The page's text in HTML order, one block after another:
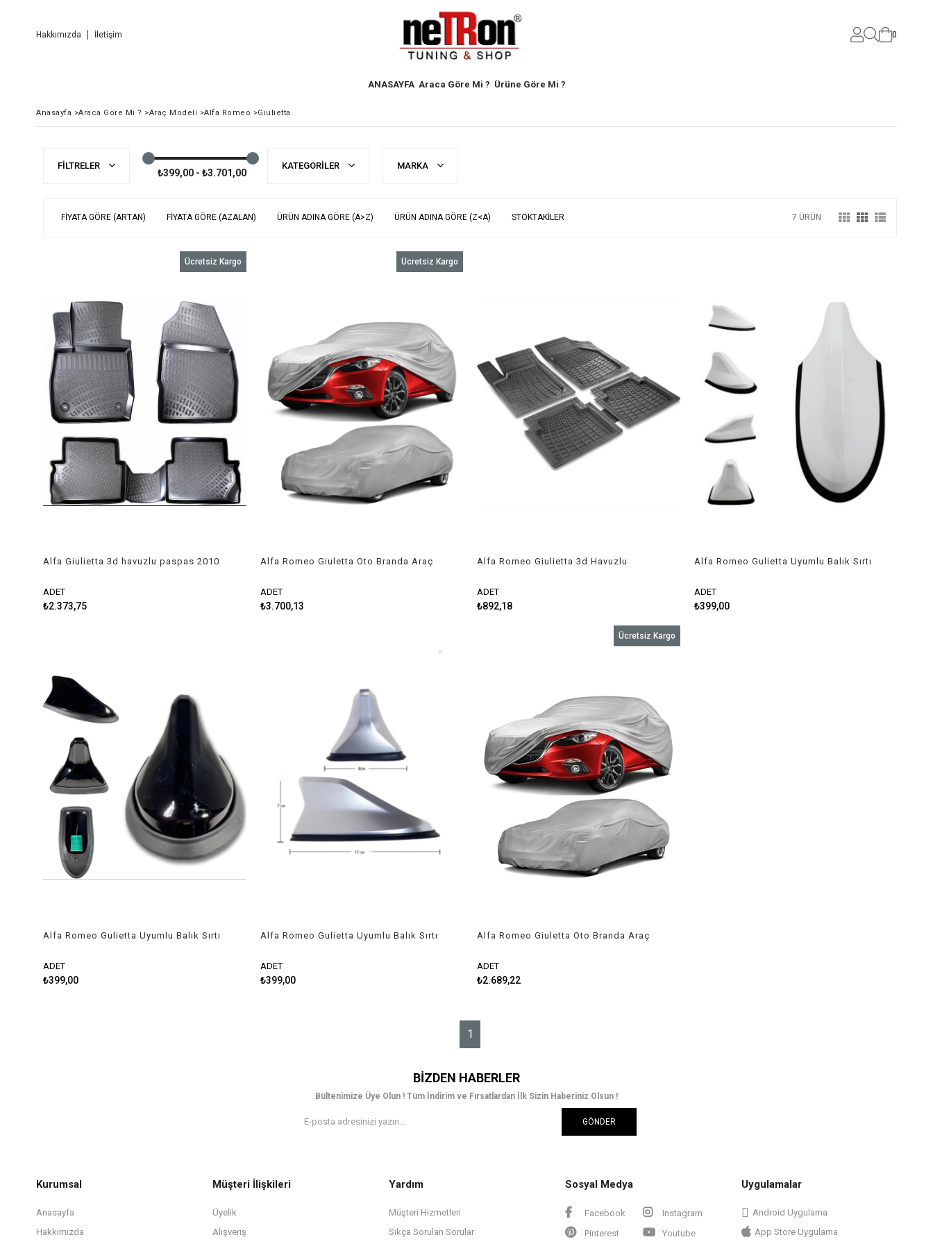
Hakkımızda İletişim 0
ANASAYFA Araca Göre Mi ? Ürüne Göre Mi ?
Anasayfa >Araca Göre Mi ? >Araç Modeli >Alfa Romeo >Giulietta
FILTRELER
₺399,00 - ₺3.701,00
KATEGORILER MARKA
FIYATA GÖRE (ARTAN) FIYATA GÖRE (AZALAN) ÜRÜN ADINA GÖRE (A>Z) ÜRÜN ADINA GÖRE (Z<A) STOKTAKILER 7 ÜRÜN
Alfa Giulietta 3d havuzlu paspas 2010
ADET
₺2.373,75
Ücretsiz Kargo
Alfa Romeo Giuletta Oto Branda Araç
ADET
₺3.700,13
Ücretsiz Kargo
Alfa Romeo Giulietta 3d Havuzlu
ADET
₺892,18
Alfa Romeo Gulietta Uyumlu Balık Sırtı
ADET
₺399,00
Alfa Romeo Gulietta Uyumlu Balık Sırtı
ADET
₺399,00
Alfa Romeo Gulietta Uyumlu Balık Sırtı
ADET
₺399,00
Alfa Romeo Giuletta Oto Branda Araç
ADET
₺2.689,22
Ücretsiz Kargo
1
BIZDEN HABERLER
Bültenimize Üye Olun ! Tüm İndirim ve Fırsatlardan İlk Sizin Haberiniz Olsun !
GÖNDER
Kurumsal
Anasayfa
Hakkımızda
Müşteri İlişkileri
Üyelik
Alışveriş
Yardım
Müşteri Hizmetleri
Sıkça Sorulan Sorular
Sosyal Medya
Facebook
Instagram
Pinterest
Youtube
Uygulamalar
Android Uygulama
App Store Uygulama